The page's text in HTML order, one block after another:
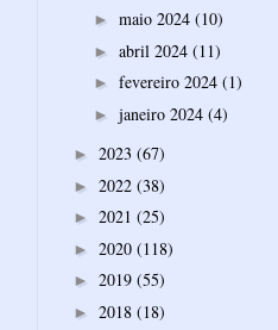
► maio 2024 (10)
► abril 2024 (11)
► fevereiro 2024 (1)
► janeiro 2024 (4)
► 2023 (67)
► 2022 (38)
► 2021 (25)
► 2020 (118)
► 2019 (55)
► 2018 (18)